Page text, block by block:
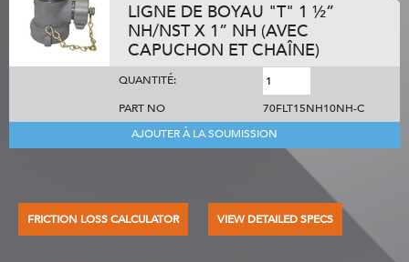
LIGNE DE BOYAU "T" 1 ½”
NH/NST X 1” NH (AVEC
CAPUCHON ET CHAÎNE)
QUANTITÉ:
PART NO
70FLT15NH10NH-C
AJOUTER À LA SOUMISSION
FRICTION LOSS CALCULATOR VIEW DETAILED SPECS